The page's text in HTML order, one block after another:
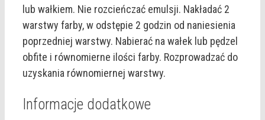
lub wałkiem. Nie rozcieńczać emulsji. Nakładać 2
warstwy farby, w odstępie 2 godzin od naniesienia
poprzedniej warstwy. Nabierać na wałek lub pędzel
obfite i równomierne ilości farby. Rozprowadzać do
uzyskania równomiernej warstwy.
Informacje dodatkowe